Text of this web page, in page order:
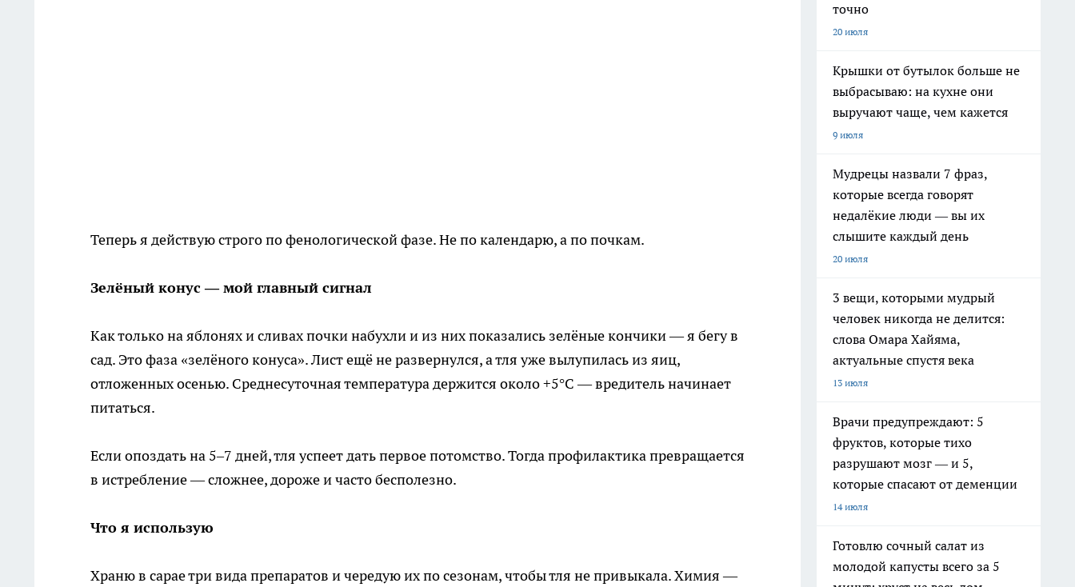
Теперь я действую строго по фенологической фазе. Не по календарю, а по почкам.
Зелёный конус — мой главный сигнал
Как только на яблонях и сливах почки набухли и из них показались зелёные кончики — я бегу в
сад. Это фаза «зелёного конуса». Лист ещё не развернулся, а тля уже вылупилась из яиц,
отложенных осенью. Среднесуточная температура держится около +5°C — вредитель начинает
питаться.
Если опоздать на 5–7 дней, тля успеет дать первое потомство. Тогда профилактика превращается
в истребление — сложнее, дороже и часто бесполезно.
Что я использую
Храню в сарае три вида препаратов и чередую их по сезонам, чтобы тля не привыкала. Химия —
точно
20 июля
Крышки от бутылок больше не
выбрасываю: на кухне они
выручают чаще, чем кажется
9 июля
Мудрецы назвали 7 фраз,
которые всегда говорят
недалёкие люди — вы их
слышите каждый день
20 июля
3 вещи, которыми мудрый
человек никогда не делится:
слова Омара Хайяма,
актуальные спустя века
13 июля
Врачи предупреждают: 5
фруктов, которые тихо
разрушают мозг — и 5,
которые спасают от деменции
14 июля
Готовлю сочный салат из
молодой капусты всего за 5